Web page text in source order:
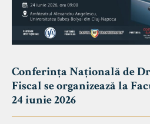
Conferința Națională de
Fiscal se organizează la
24 iunie 2026